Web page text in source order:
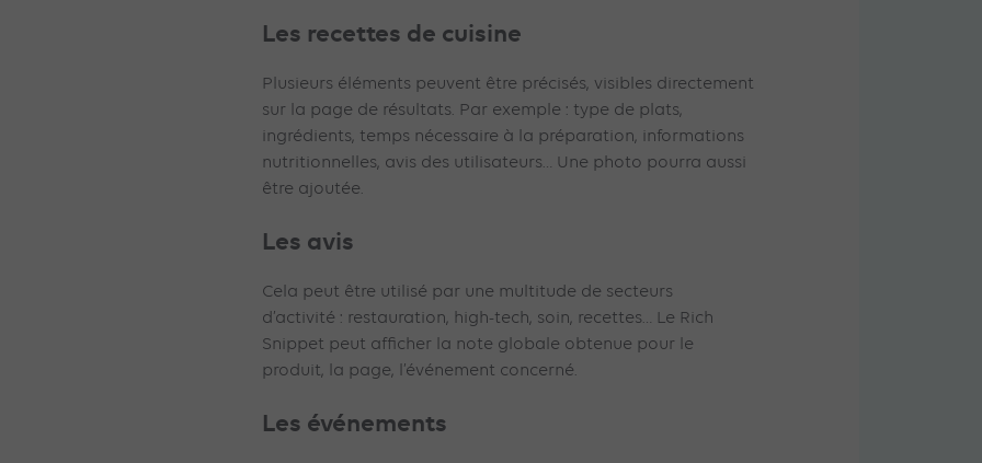
Les recettes de cuisine
Plusieurs éléments peuvent être précisés, visibles directement
sur la page de résultats. Par exemple : type de plats,
ingrédients, temps nécessaire à la préparation, informations
nutritionnelles, avis des utilisateurs… Une photo pourra aussi
être ajoutée.
Les avis
Cela peut être utilisé par une multitude de secteurs
d’activité : restauration, high-tech, soin, recettes… Le Rich
Snippet peut afficher la note globale obtenue pour le
produit, la page, l’événement concerné.
Les événements